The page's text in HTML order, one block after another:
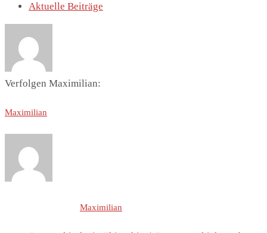
Predigten
Aktuelle Beiträge
Verfolgen Maximilian:
Maximilian
Maximilian